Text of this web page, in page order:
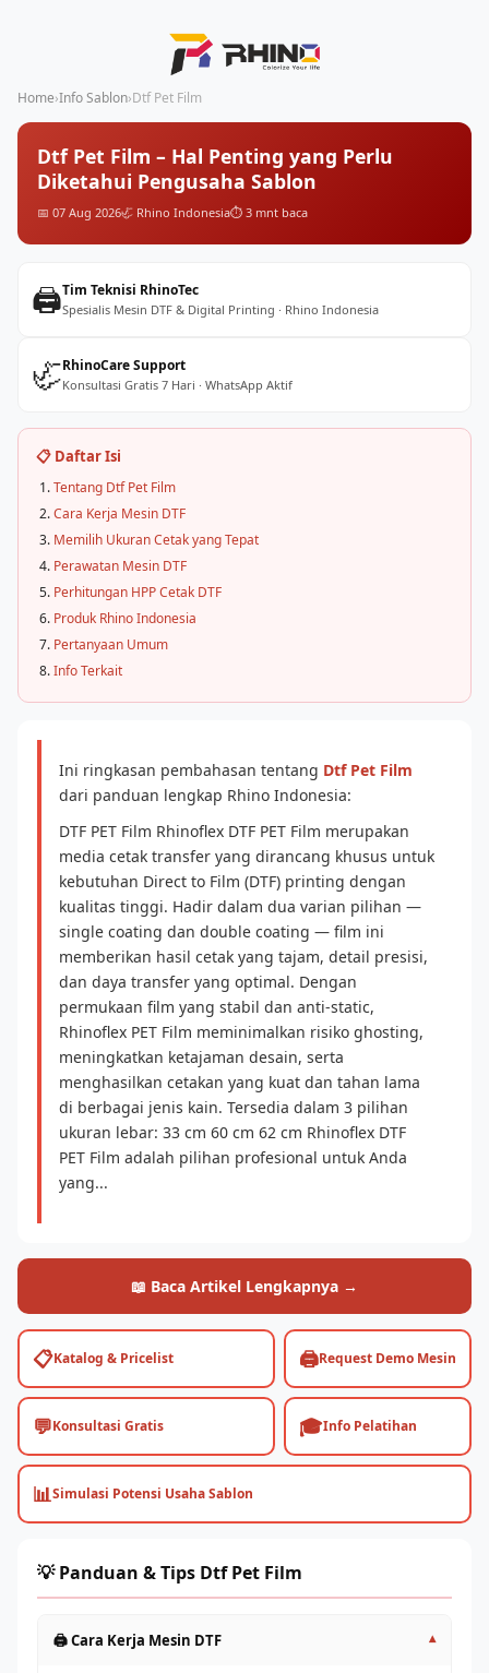
Home›Info Sablon›Dtf Pet Film
Dtf Pet Film – Hal Penting yang Perlu
Diketahui Pengusaha Sablon
📅 07 Aug 2026🦏 Rhino Indonesia⏱️ 3 mnt baca
🖨️Tim Teknisi RhinoTec
Spesialis Mesin DTF & Digital Printing · Rhino Indonesia
🦏RhinoCare Support
Konsultasi Gratis 7 Hari · WhatsApp Aktif
📋 Daftar Isi
Tentang Dtf Pet Film
Cara Kerja Mesin DTF
Memilih Ukuran Cetak yang Tepat
Perawatan Mesin DTF
Perhitungan HPP Cetak DTF
Produk Rhino Indonesia
Pertanyaan Umum
Info Terkait
Ini ringkasan pembahasan tentang Dtf Pet Film
dari panduan lengkap Rhino Indonesia:
DTF PET Film Rhinoflex DTF PET Film merupakan
media cetak transfer yang dirancang khusus untuk
kebutuhan Direct to Film (DTF) printing dengan
kualitas tinggi. Hadir dalam dua varian pilihan —
single coating dan double coating — film ini
memberikan hasil cetak yang tajam, detail presisi,
dan daya transfer yang optimal. Dengan
permukaan film yang stabil dan anti-static,
Rhinoflex PET Film meminimalkan risiko ghosting,
meningkatkan ketajaman desain, serta
menghasilkan cetakan yang kuat dan tahan lama
di berbagai jenis kain. Tersedia dalam 3 pilihan
ukuran lebar: 33 cm 60 cm 62 cm Rhinoflex DTF
PET Film adalah pilihan profesional untuk Anda
yang...
📖 Baca Artikel Lengkapnya →
📋Katalog & Pricelist 🖨️Request Demo Mesin
💬Konsultasi Gratis 🎓Info Pelatihan
📊Simulasi Potensi Usaha Sablon
💡 Panduan & Tips Dtf Pet Film
🖨️ Cara Kerja Mesin DTF ▾